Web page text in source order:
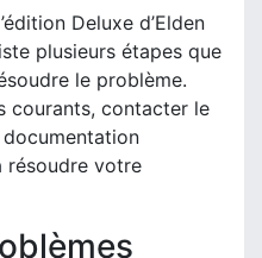
Deluxe d’Elden
plusieurs étapes que
le problème.
courants, contacter le
résoudre votre